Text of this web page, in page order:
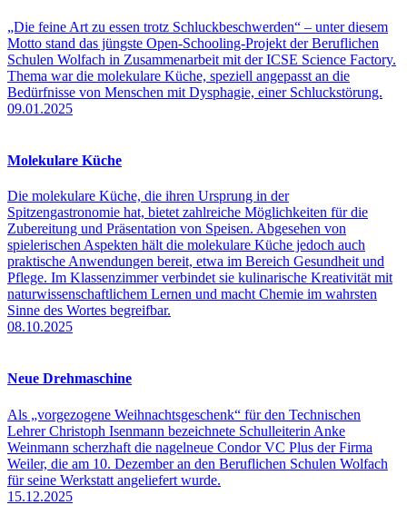
„Die feine Art zu essen trotz Schluckbeschwerden“ – unter diesem
Motto stand das jüngste Open-Schooling-Projekt der Beruflichen
Schulen Wolfach in Zusammenarbeit mit der ICSE Science Factory.
Thema war die molekulare Küche, speziell angepasst an die
Bedürfnisse von Menschen mit Dysphagie, einer Schluckstörung.
09.01.2025
Molekulare Küche
Die molekulare Küche, die ihren Ursprung in der
Spitzengastronomie hat, bietet zahlreiche Möglichkeiten für die
Zubereitung und Präsentation von Speisen. Abgesehen von
spielerischen Aspekten hält die molekulare Küche jedoch auch
praktische Anwendungen bereit, etwa im Bereich Gesundheit und
Pflege. Im Klassenzimmer verbindet sie kulinarische Kreativität mit
naturwissenschaftlichem Lernen und macht Chemie im wahrsten
Sinne des Wortes begreifbar.
08.10.2025
Neue Drehmaschine
Als „vorgezogene Weihnachtsgeschenk“ für den Technischen
Lehrer Christoph Isenmann bezeichnete Schulleiterin Anke
Weinmann scherzhaft die nagelneue Condor VC Plus der Firma
Weiler, die am 10. Dezember an den Beruflichen Schulen Wolfach
für seine Werkstatt angeliefert wurde.
15.12.2025